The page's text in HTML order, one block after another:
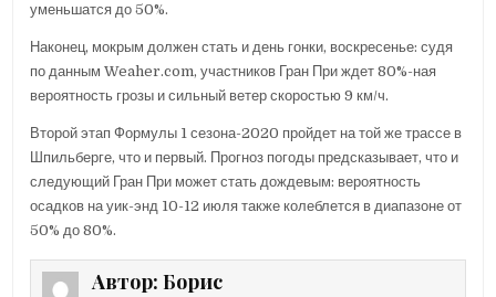
уменьшатся до 50%.
Наконец, мокрым должен стать и день гонки, воскресенье: судя
по данным Weaher.com, участников Гран При ждет 80%-ная
вероятность грозы и сильный ветер скоростью 9 км/ч.
Второй этап Формулы 1 сезона-2020 пройдет на той же трассе в
Шпильберге, что и первый. Прогноз погоды предсказывает, что и
следующий Гран При может стать дождевым: вероятность
осадков на уик-энд 10-12 июля также колеблется в диапазоне от
50% до 80%.
Автор: Борис